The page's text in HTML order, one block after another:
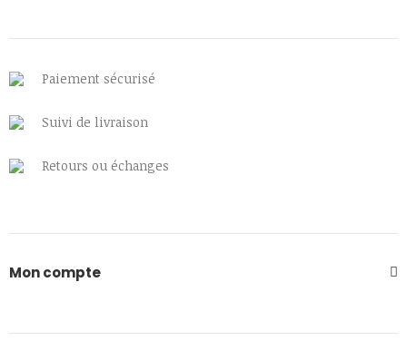
Paiement sécurisé
Suivi de livraison
Retours ou échanges
Mon compte